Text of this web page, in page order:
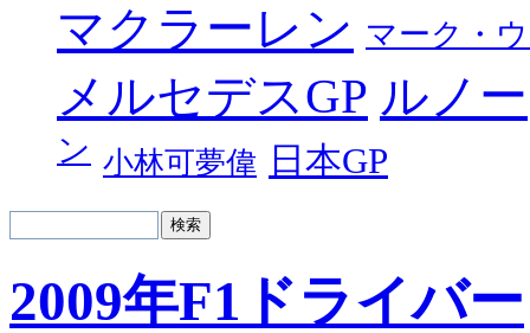
マクラーレン マーク・
メルセデスGP ルノー
ン 小林可夢偉 日本GP
2009年F1ドライバー